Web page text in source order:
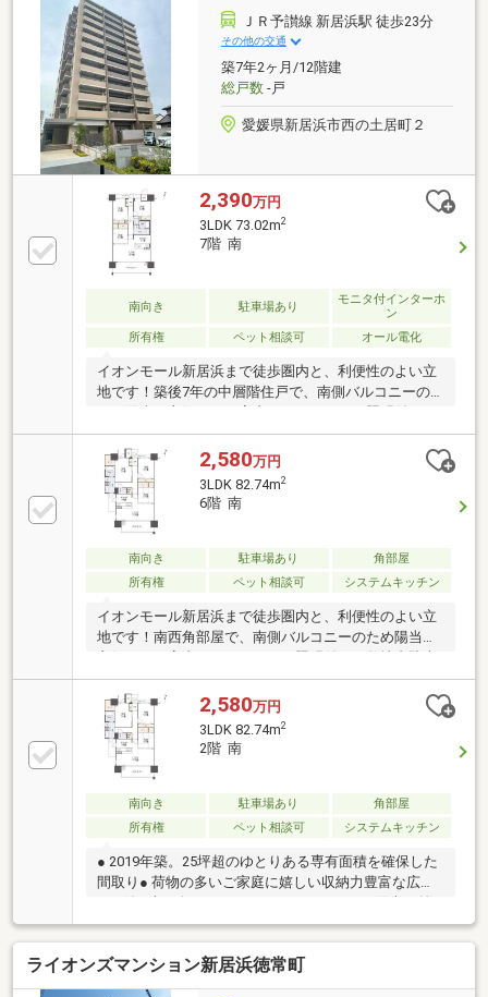
に便利なスーパー(コープ)まで徒歩4分！◇イオンモー
ル新居浜も身近に利用でき、休日のお出かけやショッ
ピングを気軽に楽しめる良好な周辺環境！
ＪＲ予讃線 新居浜駅 徒歩23分
その他の交通
築7年2ヶ月/12階建
総戸数-戸
愛媛県新居浜市西の土居町２
2,390万円
3LDK 73.02m2
7階 南
南向き 駐車場あり
モニタ付インターホ
ン
所有権
ペット相談可 オール電化
イオンモール新居浜まで徒歩圏内と、利便性のよい立
地です！築後7年の中層階住戸で、南側バルコニーの
敷地内駐車場1台あり！オール電化仕様！インターネ
ット使用料無料！ペット飼育も可能（※規約による制
限あり）！
2,580万円
3LDK 82.74m2
6階 南
南向き 駐車場あり
角部屋
所有権
ペット相談可 システムキッチン
イオンモール新居浜まで徒歩圏内と、利便性のよい立
地です！南西角部屋で、南側バルコニーのため陽当り
場1台あり！オール電化仕様！インターネット使用料
無料！ペット飼育も可能（※規約による制限あり）！
2,580万円
3LDK 82.74m2
2階 南
南向き 駐車場あり
角部屋
所有権
ペット相談可 システムキッチン
● 2019年築。25坪超のゆとりある専有面積を確保した
間取り● 荷物の多いご家庭に嬉しい収納力豊富な広い
し込むリビング● IHや食洗機を備えた機能的なキッチ
ンで家事効率もアップ● 不在時の荷受もスムーズな宅
配ボックスやネット無料設備● 金栄小学校まで徒歩9
分。登下校の負担が少ない安心の立地● 滝の宮公園ま
ライオンズマンション新居浜徳常町